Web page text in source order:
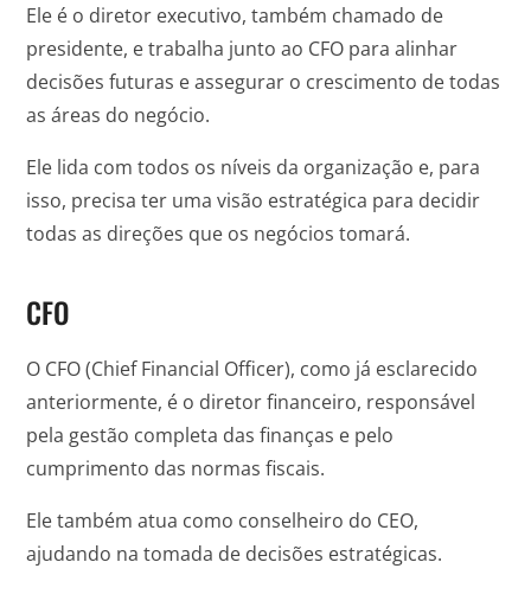
Ele é o diretor executivo, também chamado de
presidente, e trabalha junto ao CFO para alinhar
decisões futuras e assegurar o crescimento de todas
as áreas do negócio.
Ele lida com todos os níveis da organização e, para
isso, precisa ter uma visão estratégica para decidir
todas as direções que os negócios tomará.
CFO
O CFO (Chief Financial Officer), como já esclarecido
anteriormente, é o diretor financeiro, responsável
pela gestão completa das finanças e pelo
cumprimento das normas fiscais.
Ele também atua como conselheiro do CEO,
ajudando na tomada de decisões estratégicas.